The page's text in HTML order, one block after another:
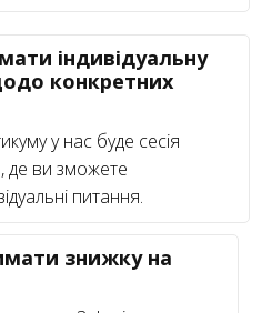
індивідуальну
конкретних
у нас буде сесія
де ви зможете
питання.
знижку на